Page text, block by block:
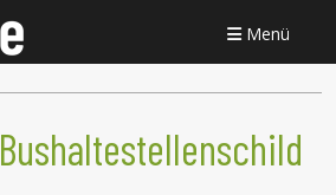
Menü
Bushaltestellenschild